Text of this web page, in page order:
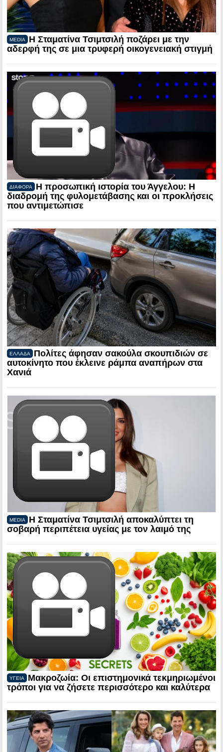
MEDIA
Η Σταματίνα Τσιμτσιλή ποζάρει με την
αδερφή της σε μια τρυφερή οικογενειακή στιγμή
ΔΙΑΦΟΡΑ
Η προσωπική ιστορία του Άγγελου: Η
διαδρομή της φυλομετάβασης και οι προκλήσεις
που αντιμετώπισε
ΕΛΛΑΔΑ
Πολίτες άφησαν σακούλα σκουπιδιών σε
αυτοκίνητο που έκλεινε ράμπα αναπήρων στα
Χανιά
MEDIA
Η Σταματίνα Τσιμτσιλή αποκαλύπτει τη
σοβαρή περιπέτεια υγείας με τον λαιμό της
ΥΓΕΙΑ
Μακροζωία: Οι επιστημονικά τεκμηριωμένοι
τρόποι για να ζήσετε περισσότερο και καλύτερα